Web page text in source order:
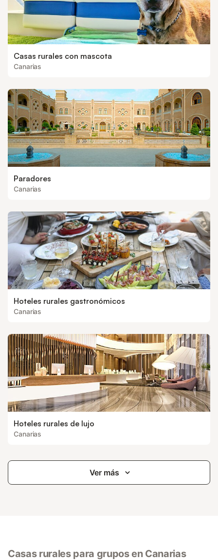
Casas rurales con mascota
Canarias
Paradores
Canarias
Hoteles rurales gastronómicos
Canarias
Hoteles rurales de lujo
Canarias
Ver más
Casas rurales para grupos en Canarias